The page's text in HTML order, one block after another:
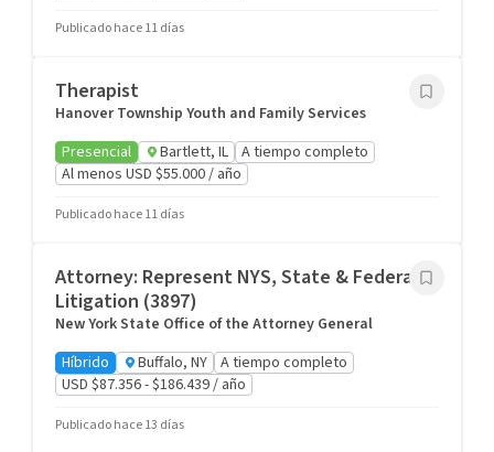
Publicado hace 11 días
Therapist
Hanover Township Youth and Family Services
Presencial
Bartlett, IL A tiempo completo
Al menos USD $55.000 / año
Publicado hace 11 días
Attorney: Represent NYS, State & Federal
Litigation (3897)
New York State Office of the Attorney General
Híbrido
Buffalo, NY A tiempo completo
USD $87.356 - $186.439 / año
Publicado hace 13 días